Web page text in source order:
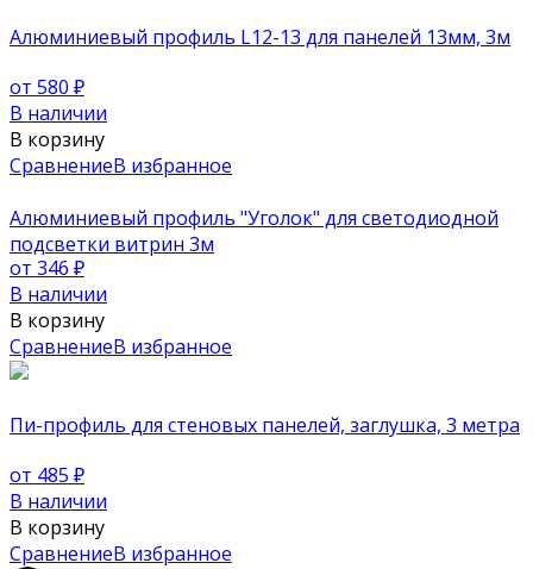
Алюминиевый профиль L12-13 для панелей 13мм, 3м
от 580 ₽
В наличии
В корзину
СравнениеВ избранное
Алюминиевый профиль "Уголок" для светодиодной
подсветки витрин 3м
от 346 ₽
В наличии
В корзину
СравнениеВ избранное
Пи-профиль для стеновых панелей, заглушка, 3 метра
от 485 ₽
В наличии
В корзину
СравнениеВ избранное